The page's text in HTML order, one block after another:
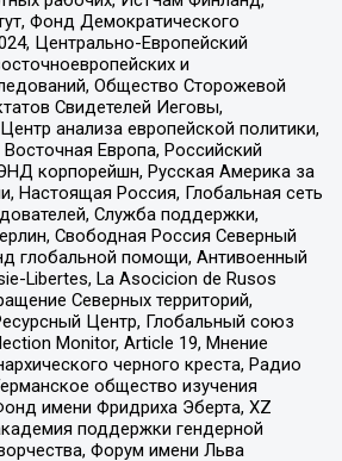
Фонд Демократического
Центрально-Европейский
и
Общество Сторожевой
Свидетелей Иеговы,
анализа европейской политики,
Европа, Российский
корпорейшн, Русская Америка за
Настоящая Россия, Глобальная сеть
Служба поддержки,
Свободная Россия Северный
глобальной помощи, Антивоенный
Libertes, La Asocicion de Rusos
Северных территорий,
Центр, Глобальный союз
Monitor, Article 19, Мнение
черного креста, Радио
общество изучения
имени Фридриха Эберта, XZ
поддержки гендерной
Форум имени Льва